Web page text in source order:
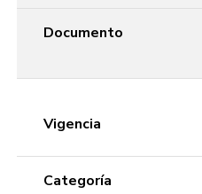
Documento
Vigencia
Categoría